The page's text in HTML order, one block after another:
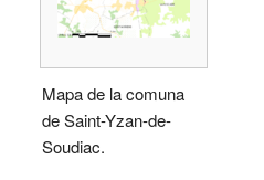
Mapa de la comuna
de Saint-Yzan-de-
Soudiac.